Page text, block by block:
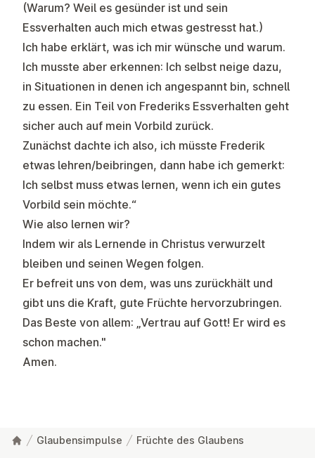
(Warum? Weil es gesünder ist und sein
Essverhalten auch mich etwas gestresst hat.)
Ich habe erklärt, was ich mir wünsche und warum.
Ich musste aber erkennen: Ich selbst neige dazu,
in Situationen in denen ich angespannt bin, schnell
zu essen. Ein Teil von Frederiks Essverhalten geht
sicher auch auf mein Vorbild zurück.
Zunächst dachte ich also, ich müsste Frederik
etwas lehren/beibringen, dann habe ich gemerkt:
Ich selbst muss etwas lernen, wenn ich ein gutes
Vorbild sein möchte.“
Wie also lernen wir?
Indem wir als Lernende in Christus verwurzelt
bleiben und seinen Wegen folgen.
Er befreit uns von dem, was uns zurückhält und
gibt uns die Kraft, gute Früchte hervorzubringen.
Das Beste von allem: „Vertrau auf Gott! Er wird es
schon machen."
Amen.
Glaubensimpulse Früchte des Glaubens